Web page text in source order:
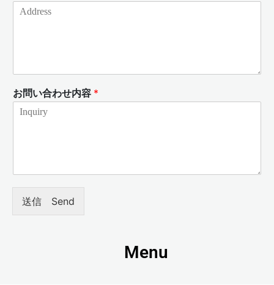
お問い合わせ内容 *
送信 Send
Menu